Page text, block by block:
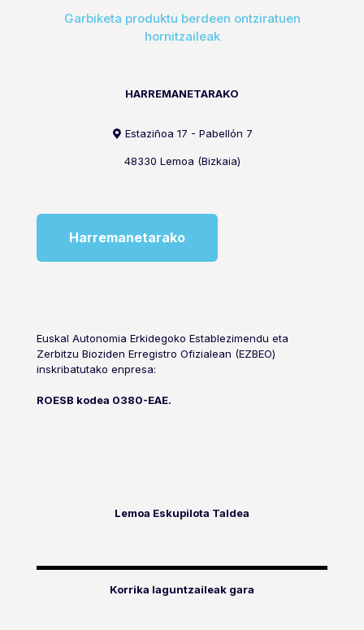
Garbiketa produktu berdeen ontziratuen
hornitzaileak
HARREMANETARAKO
Estaziñoa 17 - Pabellón 7
48330 Lemoa (Bizkaia)
Harremanetarako
Euskal Autonomia Erkidegoko Establezimendu eta
Zerbitzu Bioziden Erregistro Ofizialean (EZBEO)
inskribatutako enpresa:
ROESB kodea 0380-EAE.
Lemoa Eskupilota Taldea
Korrika laguntzaileak gara